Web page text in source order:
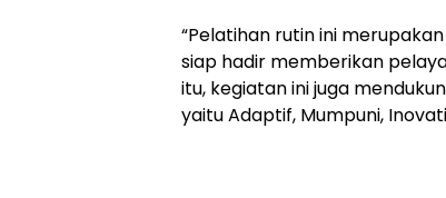
“Pelatihan rutin ini
siap hadir memberikan
itu, kegiatan ini juga
yaitu Adaptif, Mumpuni,